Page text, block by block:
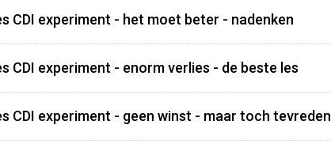
CDI experiment - het moet beter - nadenken
CDI experiment - enorm verlies - de beste les
CDI experiment - geen winst - maar toch tevreden